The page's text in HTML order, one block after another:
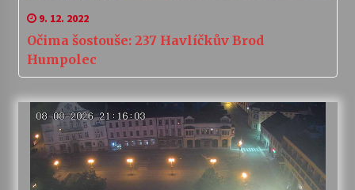
9. 12. 2022
Očima šostouše: 237 Havlíčkův Brod
Humpolec